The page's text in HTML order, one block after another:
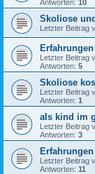
Antworten: 10
Skoliose
Letzter Beitrag
Letzter Beitrag
Antworten: 5
Skoliose
Letzter Beitrag
Antworten: 1
als kind im
Letzter Beitrag
Antworten: 3
Letzter Beitrag
Antworten: 11